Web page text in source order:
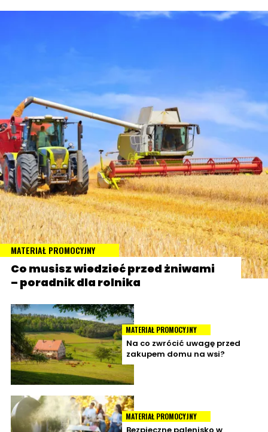
MATERIAŁ PROMOCYJNY
Co musisz wiedzieć przed żniwami
– poradnik dla rolnika
MATERIAŁ PROMOCYJNY
Na co zwrócić uwagę przed
zakupem domu na wsi?
MATERIAŁ PROMOCYJNY
Bezpieczne palenisko w